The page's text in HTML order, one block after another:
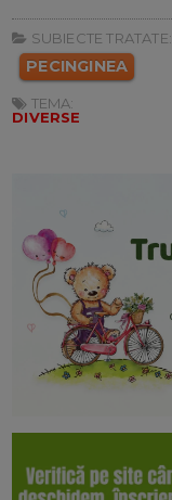
SUBIECTE TRATATE:
PECINGINEA
TEMA:
DIVERSE